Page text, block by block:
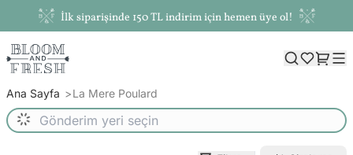
İlk siparişinde 150 TL indirim için hemen üye ol!
Ana Sayfa La Mere Poulard